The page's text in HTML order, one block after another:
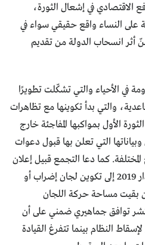
الاقتصادي في إشعال الثورة،
على النساء واقع حقيقي سواء في
أثر انسحاب الدولة من تقديم
في الأحياء والتي تشكّلت تطويرًا
والتي بدأ تكوينها مع تظاهرات
الثورة الأول بمواكبها المفاجئة خارج
التي تعلن بها قبول دعوات
كما دعا التجمع قبيل إعلان
إضراب اليوم الواحد في مارس/آذار 2019 إلى تكوين لجان إضراب أو
بقيت مساحة حركة اللجان
توافق جماهيري ضمني على أن
النظام بينما تتفرغ القيادة